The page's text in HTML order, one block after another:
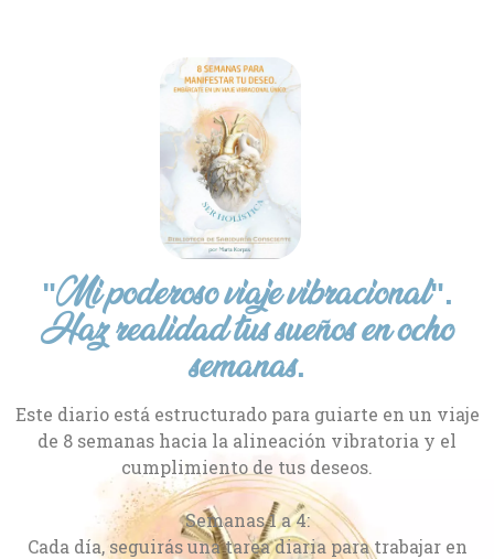
"Mi poderoso viaje vibracional".
Haz realidad tus sueños en ocho
semanas.
Este diario está estructurado para guiarte en un viaje
de 8 semanas hacia la alineación vibratoria y el
cumplimiento de tus deseos.
Semanas 1 a 4:
Cada día, seguirás una tarea diaria para trabajar en